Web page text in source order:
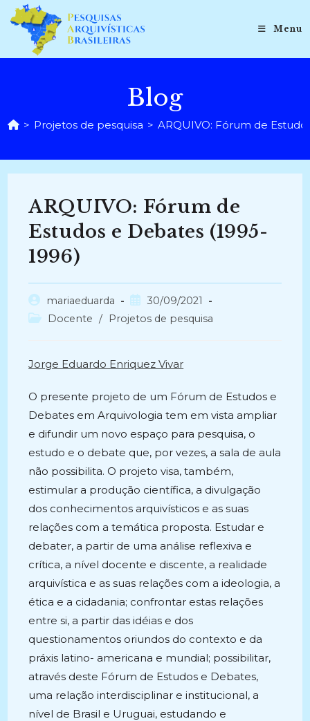
para
conteúdo
Menu
Blog
> Projetos de pesquisa > ARQUIVO: Fórum de
ARQUIVO: Fórum de
Estudos e Debates (1995-
1996)
Autor
do
mariaeduarda
Post
publicado:
30/09/2021
Categoria
Docente / Projetos de pesquisa
Jorge Eduardo Enriquez Vivar
O presente projeto de um Fórum de Estudos e
Debates em Arquivologia tem em vista ampliar
e difundir um novo espaço para pesquisa, o
estudo e o debate que, por vezes, a sala de aula
não possibilita. O projeto visa, também,
estimular a produção científica, a divulgação
dos conhecimentos arquivísticos e as suas
relações com a temática proposta. Estudar e
debater, a partir de uma análise reflexiva e
crítica, a nível docente e discente, a realidade
arquivística e as suas relações com a ideologia, a
ética e a cidadania; confrontar estas relações
entre si, a partir das idéias e dos
questionamentos oriundos do contexto e da
práxis latino- americana e mundial; possibilitar,
através deste Fórum de Estudos e Debates,
uma relação interdisciplinar e institucional, a
nível de Brasil e Uruguai, estudando e